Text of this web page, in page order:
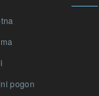
pogon